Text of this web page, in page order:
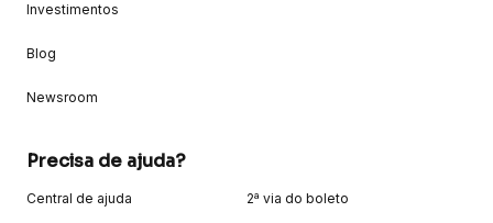
Investimentos
Blog
Newsroom
Precisa de ajuda?
Central de ajuda 2ª via do boleto